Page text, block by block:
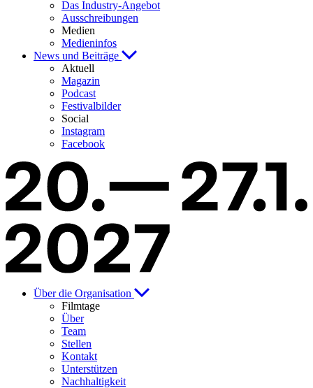
Das Industry-Angebot
Ausschreibungen
Medien
Medieninfos
News und Beiträge
Aktuell
Magazin
Podcast
Festivalbilder
Social
Instagram
Facebook
Über die Organisation
Filmtage
Über
Team
Stellen
Kontakt
Unterstützen
Nachhaltigkeit